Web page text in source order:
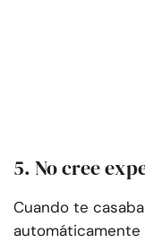
5. No cree
Cuando te
automáticamente